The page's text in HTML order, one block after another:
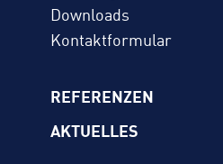
REFERENZEN
AKTUELLES
Downloads
Kontaktformular